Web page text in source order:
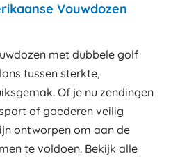
Vouwdozen
met dubbele golf
tussen sterkte,
Of je nu zendingen
of goederen veilig
ontworpen om aan de
te voldoen. Bekijk alle